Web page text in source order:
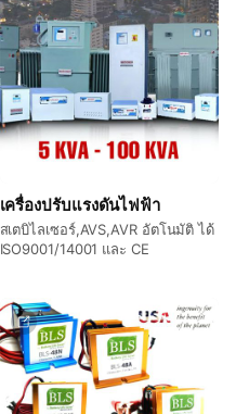
เครื่องปรับแรงดันไฟฟ้า
สเตบิไลเซอร์,AVS,AVR อัตโนมัติ ได้
ISO9001/14001 และ CE